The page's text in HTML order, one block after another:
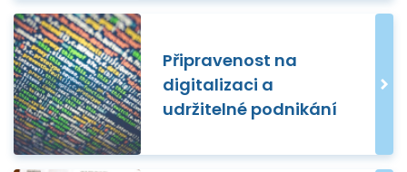
Připravenost na
digitalizaci a
udržitelné podnikání